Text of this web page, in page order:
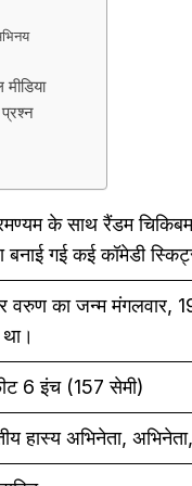
के साथ रैंडम
बनाई गई कई कॉमेडी
वरुण का जन्म मंगलवार,
6 इंच (157 सेमी)
हास्य अभिनेता,